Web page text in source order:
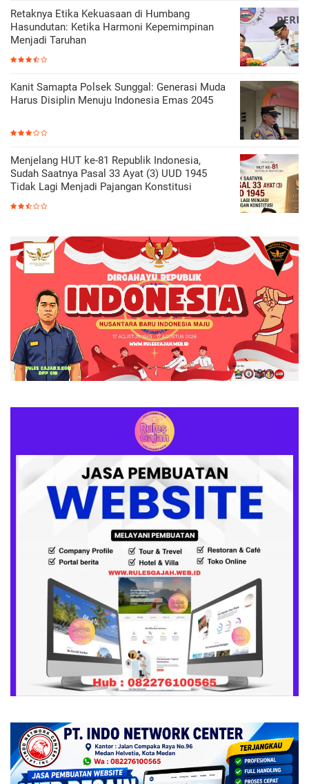
Retaknya Etika Kekuasaan di Humbang
Hasundutan: Ketika Harmoni Kepemimpinan
Menjadi Taruhan
Kanit Samapta Polsek Sunggal: Generasi Muda
Harus Disiplin Menuju Indonesia Emas 2045
Menjelang HUT ke-81 Republik Indonesia,
Sudah Saatnya Pasal 33 Ayat (3) UUD 1945
Tidak Lagi Menjadi Pajangan Konstitusi